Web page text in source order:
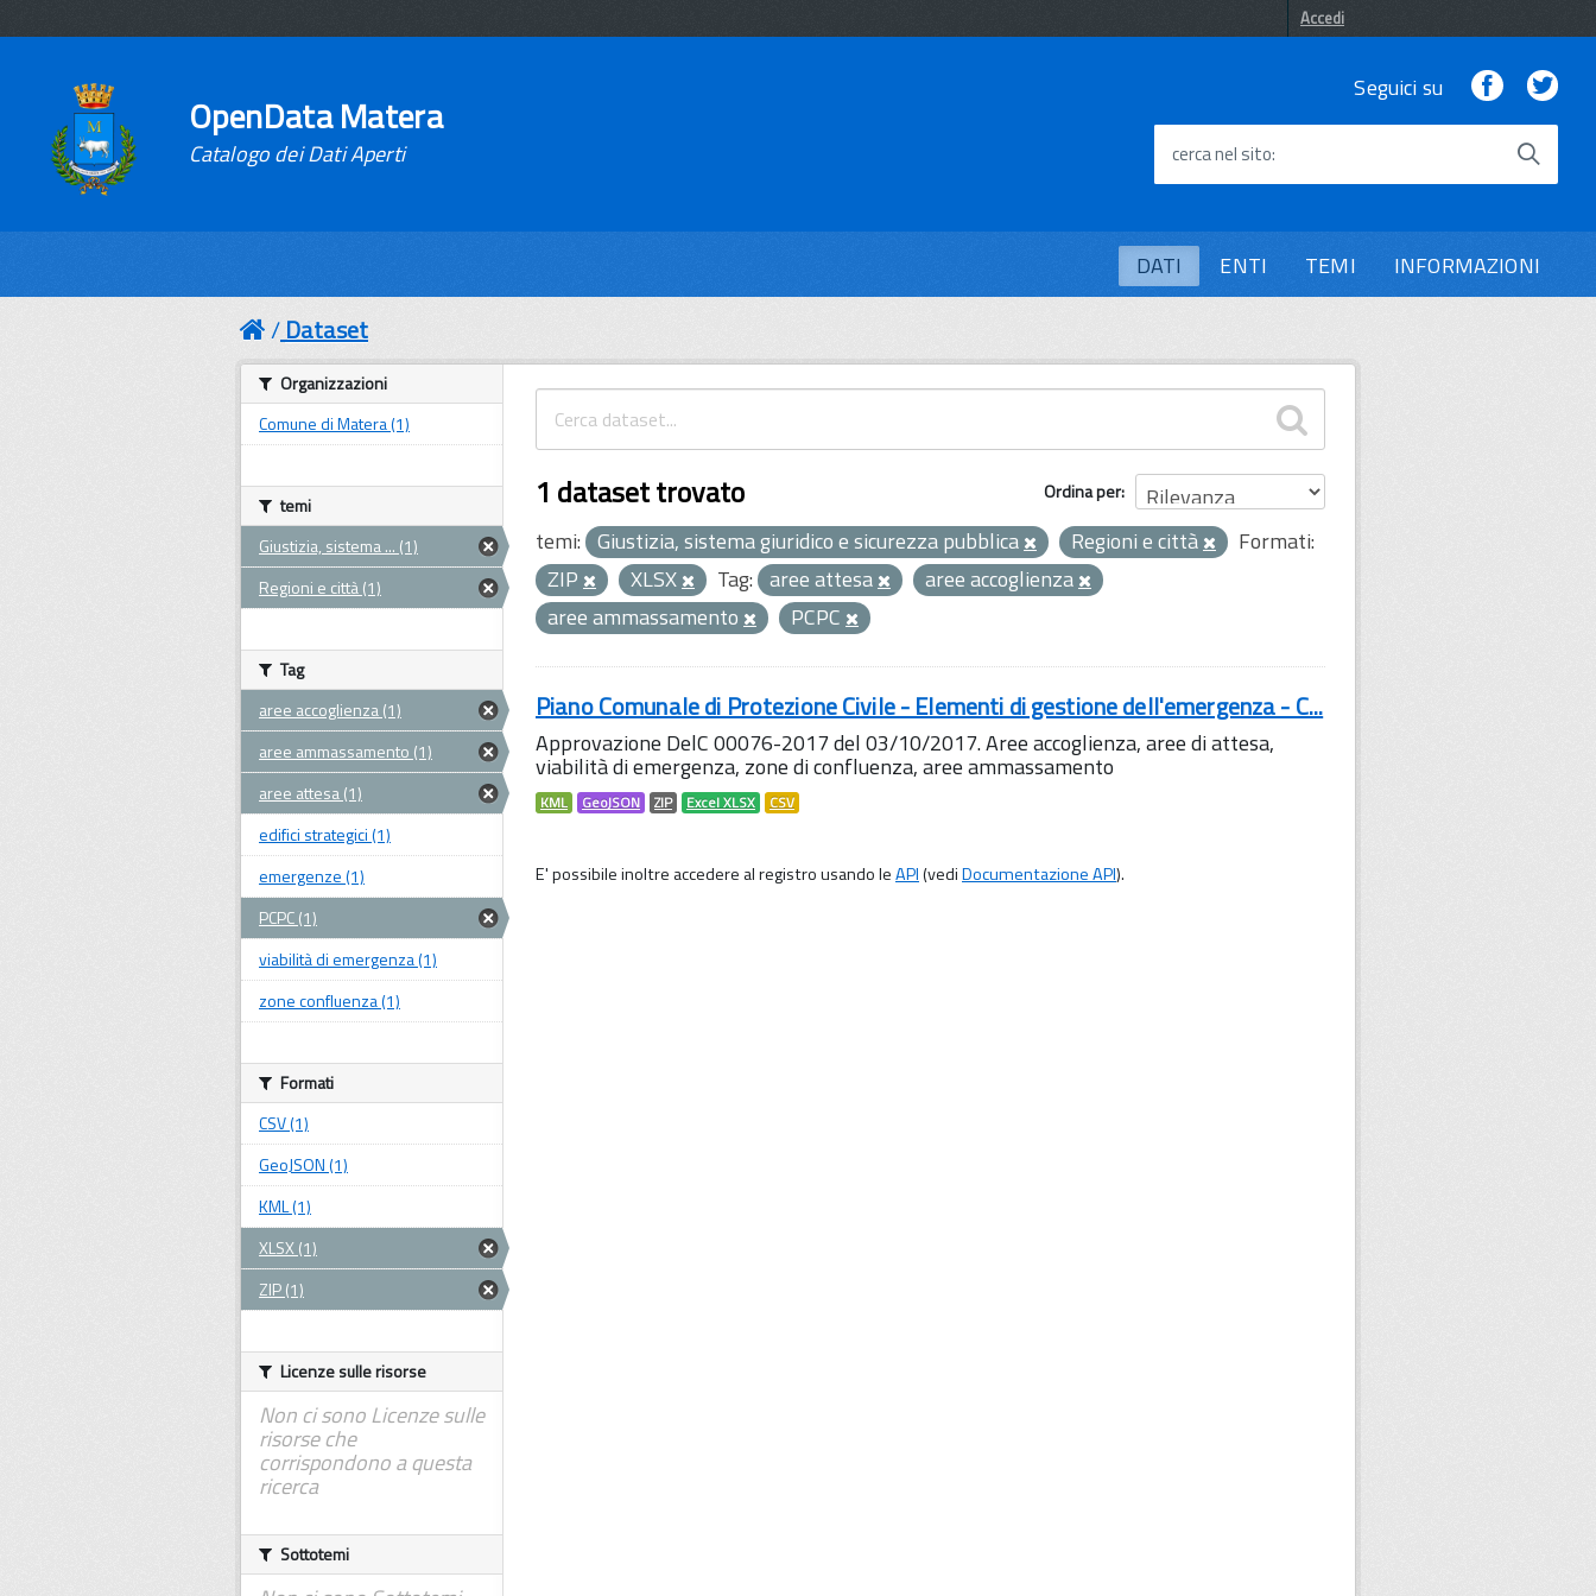
Accedi
OpenData Matera
Catalogo dei Dati Aperti
Seguici su Facebook
cerca nel sito
DATI ENTI TEMI INFORMAZIONI
Dataset
Ordina per
1 dataset trovato
temi: Giustizia, sistema giuridico e sicurezza pubblica Regioni e città
Formati:
ZIP
XLSX Tag: aree attesa
aree accoglienza
aree ammassamento
PCPC
Piano Comunale di Protezione Civile - Elementi di gestione dell'emergenza - C...
Approvazione DelC 00076-2017 del 03/10/2017. Aree accoglienza, aree di attesa,
viabilità di emergenza, zone di confluenza, aree ammassamento
KML GeoJSON ZIP Excel XLSX CSV
E' possibile inoltre accedere al registro usando leAPI(vediDocumentazione API).
Organizzazioni
Comune di Matera (1)
temi
Giustizia, sistema ... (1)
Regioni e città (1)
Tag
aree accoglienza (1)
aree ammassamento (1)
aree attesa (1)
edifici strategici (1)
emergenze (1)
PCPC (1)
viabilità di emergenza (1)
zone confluenza (1)
Formati
CSV (1)
GeoJSON (1)
KML (1)
XLSX (1)
ZIP (1)
Licenze sulle risorse
Non ci sono Licenze sulle
risorse che
corrispondono a questa
ricerca
Sottotemi